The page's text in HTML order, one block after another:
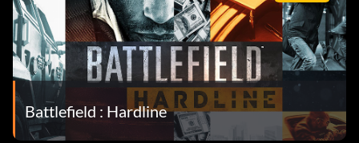
Battlefield : Hardline